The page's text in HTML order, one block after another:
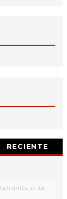
RECIENTE
pri antes se lla